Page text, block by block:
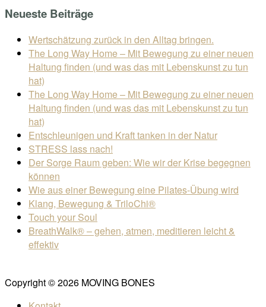
Neueste Beiträge
Wertschätzung zurück in den Alltag bringen.
The Long Way Home – Mit Bewegung zu einer neuen
Haltung finden (und was das mit Lebenskunst zu tun
hat)
The Long Way Home – Mit Bewegung zu einer neuen
Haltung finden (und was das mit Lebenskunst zu tun
hat)
Entschleunigen und Kraft tanken in der Natur
STRESS lass nach!
Der Sorge Raum geben: Wie wir der Krise begegnen
können
Wie aus einer Bewegung eine Pilates-Übung wird
Klang, Bewegung & TriloChi®
Touch your Soul
BreathWalk® – gehen, atmen, meditieren leicht &
effektiv
Copyright © 2026 MOVING BONES